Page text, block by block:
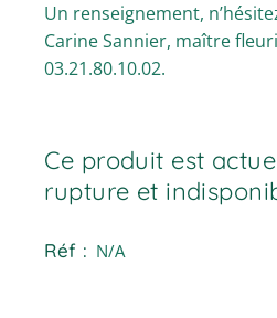
Un renseignement,
Carine Sannier, maître
03.21.80.10.02.
Ce produit est
rupture et
Réf : N/A